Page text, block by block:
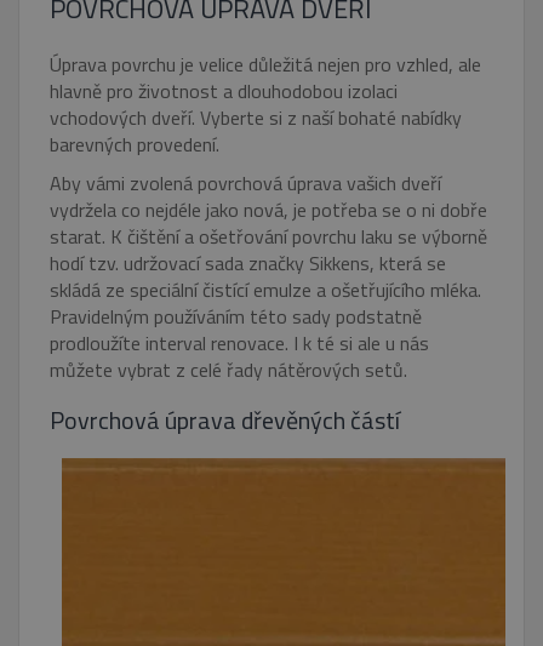
POVRCHOVÁ ÚPRAVA DVEŘÍ
Úprava povrchu je velice důležitá nejen pro vzhled, ale
hlavně pro životnost a dlouhodobou izolaci
vchodových dveří. Vyberte si z naší bohaté nabídky
barevných provedení.
Aby vámi zvolená povrchová úprava vašich dveří
vydržela co nejdéle jako nová, je potřeba se o ni dobře
starat. K čištění a ošetřování povrchu laku se výborně
hodí tzv. udržovací sada značky Sikkens, která se
skládá ze speciální čistící emulze a ošetřujícího mléka.
Pravidelným používáním této sady podstatně
prodloužíte interval renovace. I k té si ale u nás
můžete vybrat z celé řady nátěrových setů.
Povrchová úprava dřevěných částí